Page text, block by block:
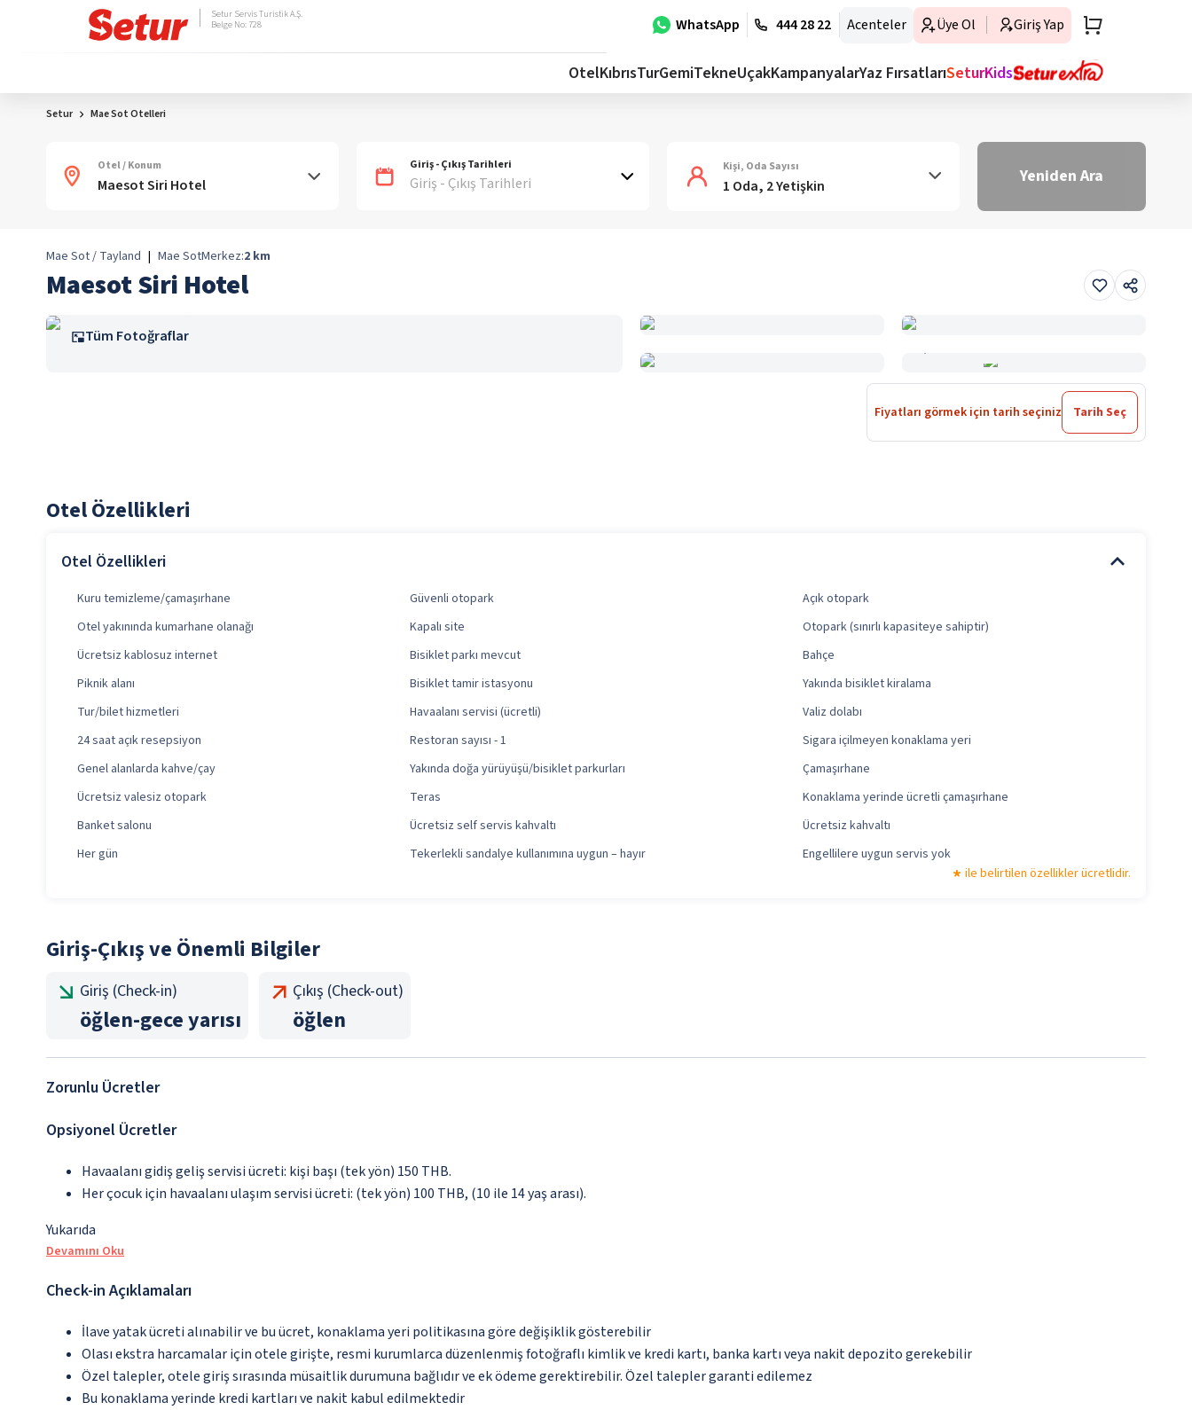
WhatsApp 444 28 22 Acenteler Üye Ol Giriş Yap
Setur Servis Turistik A.Ş.
Belge No: 728
OtelKıbrısTurGemiTekneUçakKampanyalarYaz FırsatlarıSeturKids
Setur Mae Sot Otelleri
Otel / Konum Giriş - Çıkış Tarihleri
Giriş - Çıkış Tarihleri
Kişi, Oda Sayısı
1 Oda, 2 Yetişkin Yeniden Ara
Mae Sot / Tayland | Mae SotMerkez:2 km
Maesot Siri Hotel
Tüm Fotoğraflar
Fiyatları görmek için tarih seçiniz Tarih Seç
Otel Özellikleri
Otel Özellikleri
Kuru temizleme/çamaşırhane Güvenli otopark
Açık otopark
Otel yakınında kumarhane olanağı
Kapalı site
Otopark (sınırlı kapasiteye sahiptir)
Ücretsiz kablosuz internet
Bisiklet parkı mevcut
Bahçe
Piknik alanı
Bisiklet tamir istasyonu
Yakında bisiklet kiralama
Tur/bilet hizmetleri
Havaalanı servisi (ücretli)
Valiz dolabı
24 saat açık resepsiyon
Restoran sayısı - 1
Sigara içilmeyen konaklama yeri
Genel alanlarda kahve/çay
Yakında doğa yürüyüşü/bisiklet parkurları
Çamaşırhane
Ücretsiz valesiz otopark
Teras
Konaklama yerinde ücretli çamaşırhane
Banket salonu
Ücretsiz self servis kahvaltı
Ücretsiz kahvaltı
Her gün
Tekerlekli sandalye kullanımına uygun – hayır
Engellilere uygun servis yok
ile belirtilen özellikler ücretlidir.
Giriş-Çıkış ve Önemli Bilgiler
Giriş (Check-in)
öğlen-gece yarısı
Çıkış (Check-out)
öğlen
Zorunlu Ücretler
Opsiyonel Ücretler
Havaalanı gidiş geliş servisi ücreti: kişi başı (tek yön) 150 THB.
Her çocuk için havaalanı ulaşım servisi ücreti: (tek yön) 100 THB, (10 ile 14 yaş arası).
Yukarıda
Devamını Oku
Check-in Açıklamaları
İlave yatak ücreti alınabilir ve bu ücret, konaklama yeri politikasına göre değişiklik gösterebilir
Olası ekstra harcamalar için otele girişte, resmi kurumlarca düzenlenmiş fotoğraflı kimlik ve kredi kartı, banka kartı veya nakit depozito gerekebilir
Özel talepler, otele giriş sırasında müsaitlik durumuna bağlıdır ve ek ödeme gerektirebilir. Özel talepler garanti edilemez
Bu konaklama yerinde kredi kartları ve nakit kabul edilmektedir